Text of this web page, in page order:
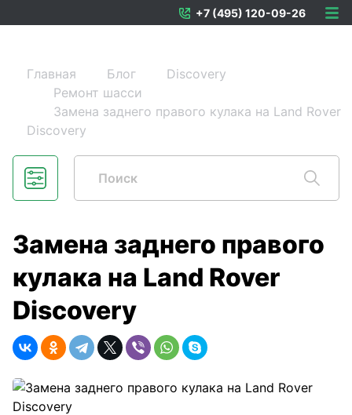
+7 (495) 120-09-26
Главная Блог
Discovery
Ремонт шасси
Замена заднего правого кулака на Land Rover
Discovery